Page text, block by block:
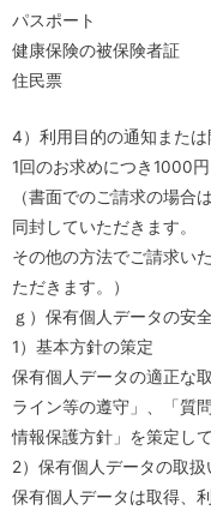
パスポート
健康保険の被保険者証
住民票
4）利用目的の通知また
1回のお求めにつき1000円
（書面でのご請求の場合
同封していただきます。
その他の方法でご請求い
ただきます。）
ｇ）保有個人データの安
1）基本方針の策定
保有個人データの適正な
ライン等の遵守」、「質
情報保護方針」を策定して
2）保有個人データの取
保有個人データは取得、